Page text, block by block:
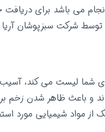
می باشد برای
شرکت سبزپوشان آریا
شما لیست می کند،
و باعث ظاهر شدن زخم
مواد شیمیایی مورد